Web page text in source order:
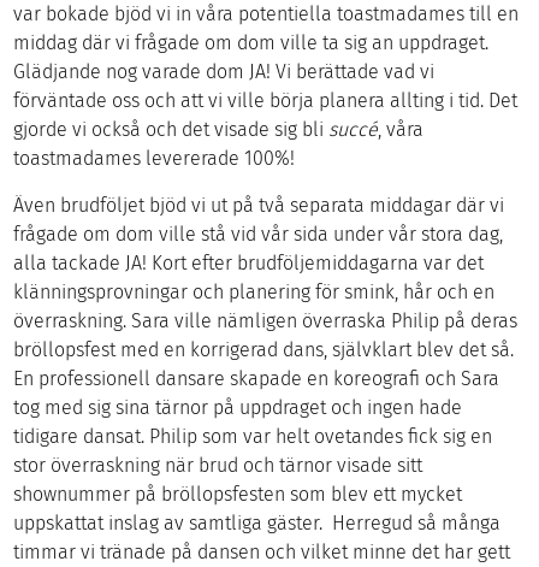
var bokade bjöd vi in våra potentiella toastmadames till en
middag där vi frågade om dom ville ta sig an uppdraget.
Glädjande nog varade dom JA! Vi berättade vad vi
förväntade oss och att vi ville börja planera allting i tid. Det
gjorde vi också och det visade sig bli succé, våra
toastmadames levererade 100%!
Även brudföljet bjöd vi ut på två separata middagar där vi
frågade om dom ville stå vid vår sida under vår stora dag,
alla tackade JA! Kort efter brudföljemiddagarna var det
klänningsprovningar och planering för smink, hår och en
överraskning. Sara ville nämligen överraska Philip på deras
bröllopsfest med en korrigerad dans, självklart blev det så.
En professionell dansare skapade en koreografi och Sara
tog med sig sina tärnor på uppdraget och ingen hade
tidigare dansat. Philip som var helt ovetandes fick sig en
stor överraskning när brud och tärnor visade sitt
shownummer på bröllopsfesten som blev ett mycket
uppskattat inslag av samtliga gäster. Herregud så många
timmar vi tränade på dansen och vilket minne det har gett